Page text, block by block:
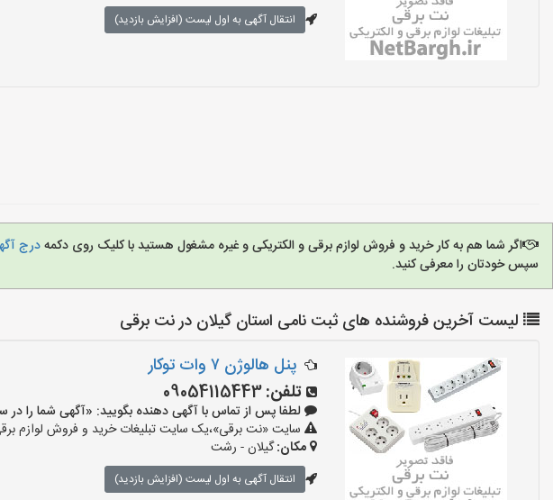
انتقال آگهی به اول لیست (افزایش بازدید)
اگر شما هم به کار خرید و فروش لوازم برقی و الکتریکی و غیره مشغول هستید با کلیک روی دکمهدرج
سپس خودتان را معرفی کنید.
لیست آخرین فروشنده های ثبت نامی استان گیلان در نت برقی
پنل هالوژن ۷ وات توکار
تلفن:09054115443
لطفا پس از تماس با آگهی دهنده بگویید: «آگهی شما را در سایت «نت
سایت «نت برقی»،یک سایت تبلیغات خرید و فروش لوازم
مکان:گیلان - رشت
انتقال آگهی به اول لیست (افزایش بازدید)